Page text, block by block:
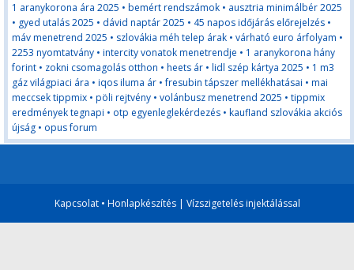
1 aranykorona ára 2025 • bemért rendszámok • ausztria minimálbér 2025
• gyed utalás 2025 • dávid naptár 2025 • 45 napos időjárás előrejelzés •
máv menetrend 2025 • szlovákia méh telep árak • várható euro árfolyam •
2253 nyomtatvány • intercity vonatok menetrendje • 1 aranykorona hány
forint • zokni csomagolás otthon • heets ár • lidl szép kártya 2025 • 1 m3
gáz világpiaci ára • iqos iluma ár •fresubin tápszer mellékhatásai • mai
meccsek tippmix • pöli rejtvény • volánbusz menetrend 2025 • tippmix
eredmények tegnapi • otp egyenleglekérdezés • kaufland szlovákia akciós
újság • opus forum
Kapcsolat• Honlapkészítés| Vízszigetelés injektálással